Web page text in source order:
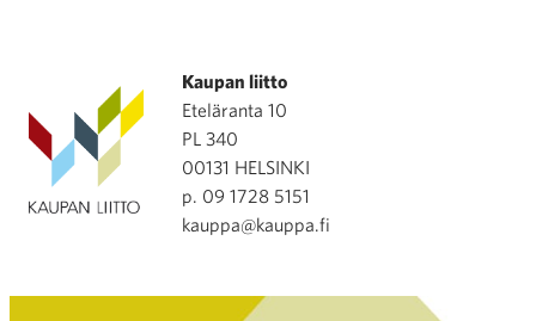
Kaupan liitto
Eteläranta 10
PL 340
00131 HELSINKI
p. 09 1728 5151
kauppa@kauppa.fi